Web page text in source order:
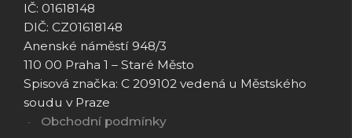
IČ: 01618148
DIČ: CZ01618148
Anenské náměstí 948/3
110 00 Praha 1 – Staré Město
Spisová značka: C 209102 vedená u Městského
soudu v Praze
Obchodní podmínky